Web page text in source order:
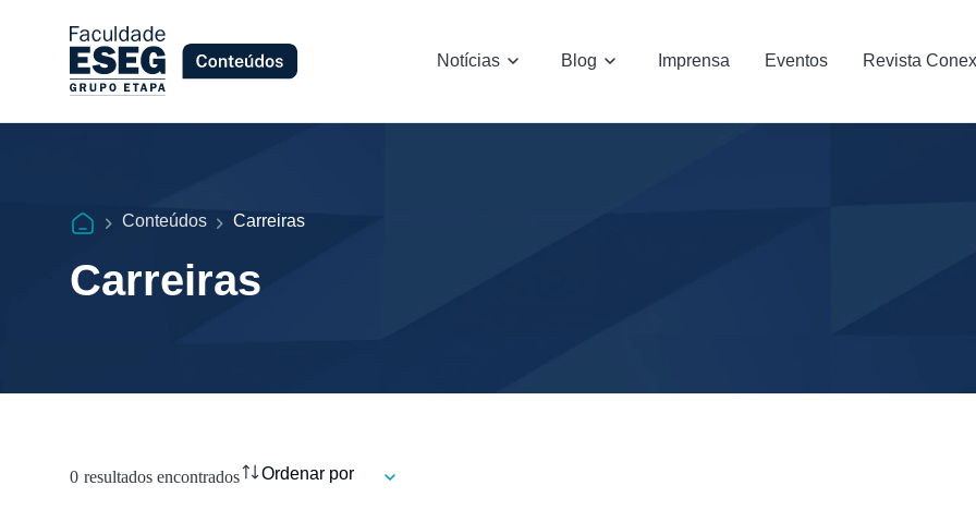
Notícias Blog Imprensa Eventos Revista
Conteúdos Carreiras
Carreiras
0 resultados encontrados